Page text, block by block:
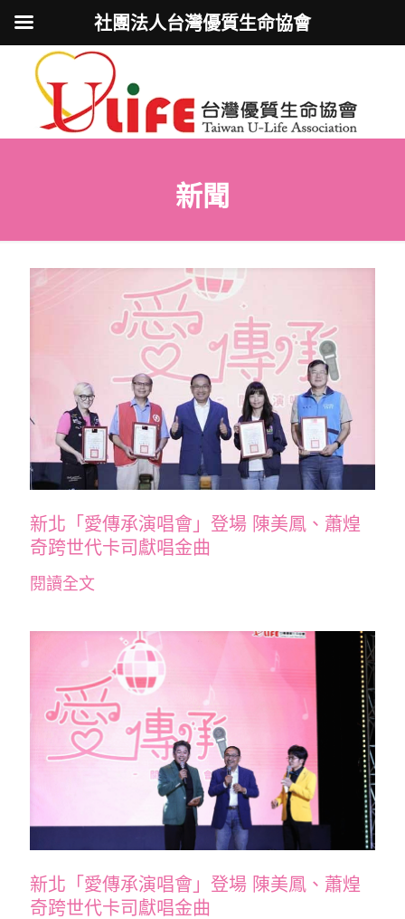
新聞
新北「愛傳承演唱會」登場 陳美鳳、蕭煌
奇跨世代卡司獻唱金曲
閱讀全文
新北「愛傳承演唱會」登場 陳美鳳、蕭煌
奇跨世代卡司獻唱金曲
社團法人台灣優質生命協會